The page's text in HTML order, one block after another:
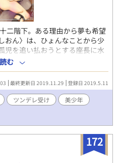
二階下。ある理由から夢も希望
おん〉は、ひょんなことから少
児を追い払おうとする座長に水
になったはずのしおんのこと
りだけいた。 「歌わないの
郷（りゅうごう）との出会い
いく。 座敷牢に閉じ込められ
ラストは有償依頼しているもの
・・ 冬コミ参加します。「虹
き足したものが新刊です。
メオ」
・・
む
最終更新日 2019.11.29 登録日 2019.5.11
ツンデレ受け
美少年
172